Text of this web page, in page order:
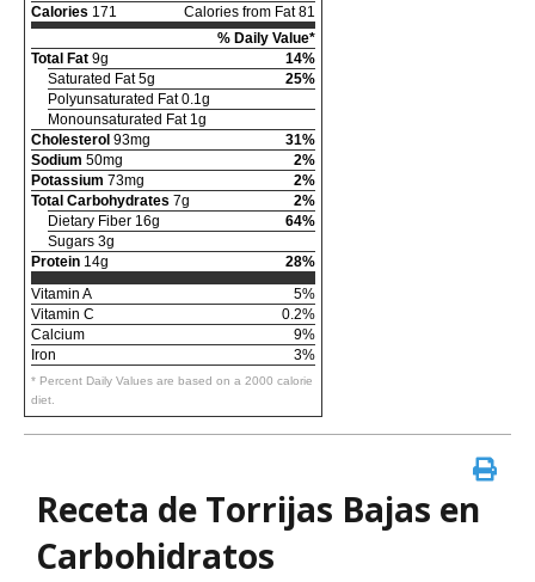
Calories 171
Calories from Fat 81
% Daily Value*
Total Fat 9g
14%
Saturated Fat 5g
25%
Polyunsaturated Fat 0.1g
Monounsaturated Fat 1g
Cholesterol 93mg
31%
Sodium 50mg
2%
Potassium 73mg
2%
Total Carbohydrates 7g
2%
Dietary Fiber 16g
64%
Sugars 3g
Protein 14g
28%
Vitamin A
5%
Vitamin C
0.2%
Calcium
9%
Iron
3%
* Percent Daily Values are based on a 2000 calorie
diet.
Receta de Torrijas Bajas en
Carbohidratos